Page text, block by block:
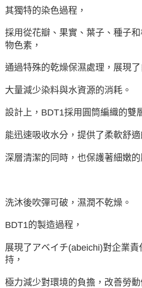
其獨特的染色過程，
採用從花瓣、果實、葉子、種子
物色素，
通過特殊的乾燥保濕處理，展現了
大量減少染料與水資源的消耗。
設計上，BDT1採用圓筒編織的雙
能迅速吸收水分，提供了柔軟舒適
深層清潔的同時，也保護著細嫩的
洗沐後吹彈可破，濕潤不乾燥。
BDT1的製造過程，
展現了アベイチ(abeichi)對企業
持，
極力減少對環境的負擔，改善勞動